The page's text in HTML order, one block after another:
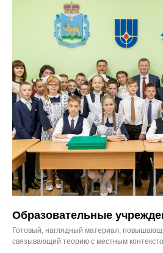
Образовательные
Готовый, наглядный материал,
связывающий теорию с местным